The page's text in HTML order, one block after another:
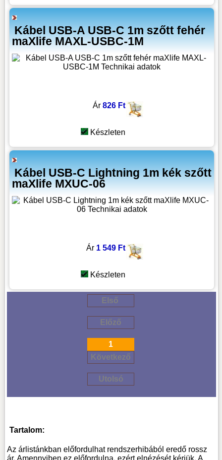
Kábel USB-A USB-C 1m szőtt fehér
maXlife MAXL-USBC-1M
Ár 826 Ft
Készleten
Kábel USB-C Lightning 1m kék szőtt
maXlife MXUC-06
Ár 1 549 Ft
Készleten
Első
Előző
1
Következő
Utolsó
Tartalom:
Az árlistánkban előfordulhat rendszerhibából eredő rossz